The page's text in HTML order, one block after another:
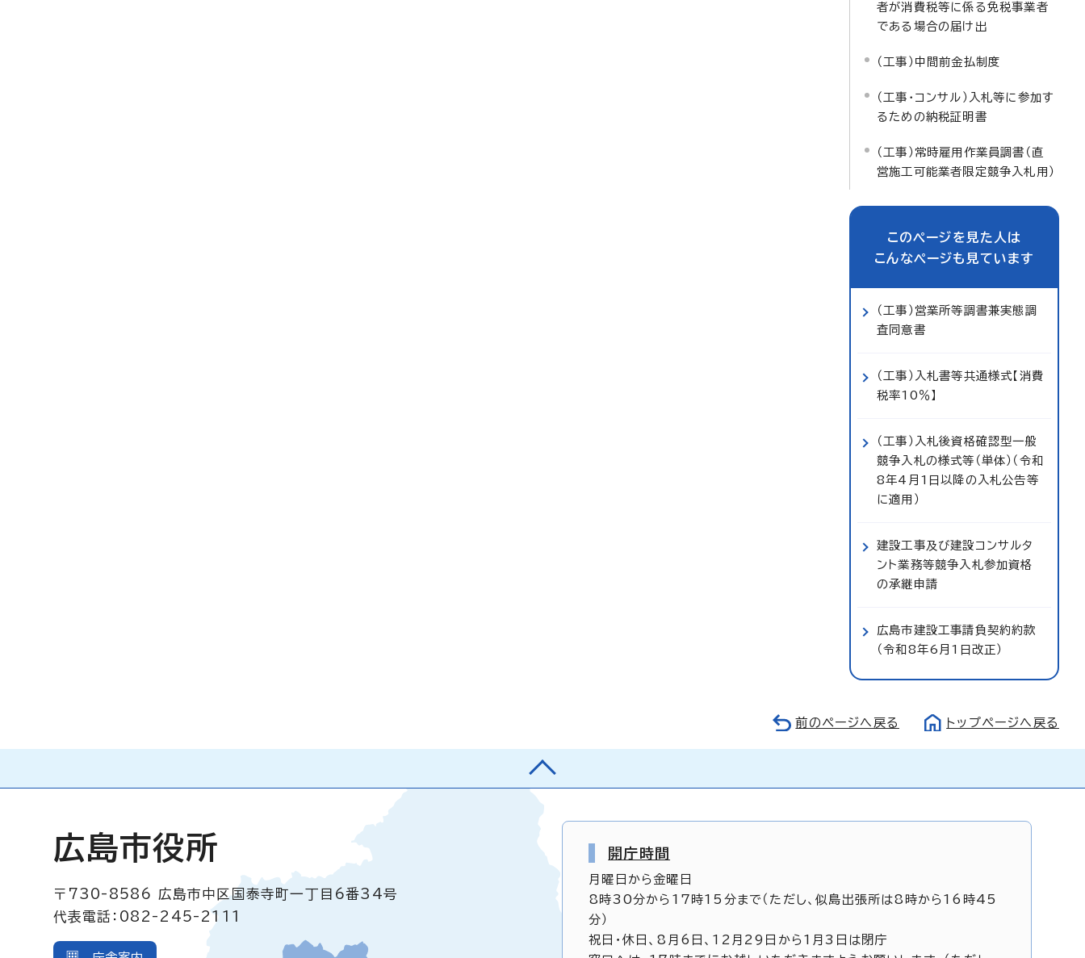
者が消費税等に係る免税事業者
である場合の届け出
（工事）中間前金払制度
（工事・コンサル）入札等に参加す
るための納税証明書
（工事）常時雇用作業員調書（直
営施工可能業者限定競争入札用）
このページを見た人は
こんなページも見ています
（工事）営業所等調書兼実態調
査同意書
（工事）入札書等共通様式【消費
税率10％】
（工事）入札後資格確認型一般
競争入札の様式等（単体）（令和
8年4月1日以降の入札公告等
に適用）
建設工事及び建設コンサルタ
ント業務等競争入札参加資格
の承継申請
広島市建設工事請負契約約款
（令和8年6月1日改正）
前のページへ戻る トップページへ戻る
広島市役所
〒730-8586
広島市中区国泰寺町一丁目6番34号
代表電話：082-245-2111
開庁時間
月曜日から金曜日
8時30分から17時15分まで（ただし、似島出張所は8時から16時45
分）
祝日・休日、8月6日、12月29日から1月3日は閉庁